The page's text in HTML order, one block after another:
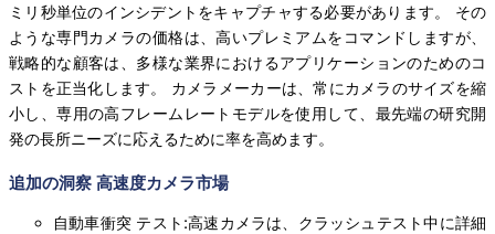
ミリ秒単位のインシデントをキャプチャする必要があります。 その
ような専門カメラの価格は、高いプレミアムをコマンドしますが、
戦略的な顧客は、多様な業界におけるアプリケーションのためのコ
ストを正当化します。 カメラメーカーは、常にカメラのサイズを縮
小し、専用の高フレームレートモデルを使用して、最先端の研究開
発の長所ニーズに応えるために率を高めます。
追加の洞察 高速度カメラ市場
自動車衝突 テスト:高速カメラは、クラッシュテスト中に詳細